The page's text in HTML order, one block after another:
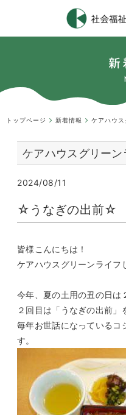
新
トップページ 新着情報 ケアハウ
ケアハウスグリー
2024/08/11
☆うなぎの出前☆
皆様こんにちは！
ケアハウスグリーンライフ
今年、夏の土用の丑の日は
２回目は「うなぎの出前」
毎年お世話になっているコ
す。